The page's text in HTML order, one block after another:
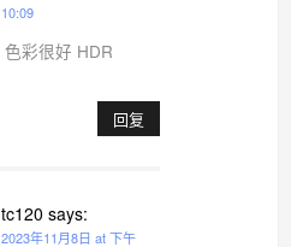
10:09
色彩很好 HDR
回复
tc120 says:
2023年11月8日 at 下午